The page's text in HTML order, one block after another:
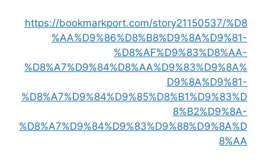
https://bookmarkport.com/story21150537/%D8
%AA%D9%86%D8%B8%D9%8A%D9%81-
%D8%AF%D9%83%D8%AA-
%D8%A7%D9%84%D8%AA%D9%83%D9%8A%
D9%8A%D9%81-
%D8%A7%D9%84%D9%85%D8%B1%D9%83%D
8%B2%D9%8A-
%D8%A7%D9%84%D9%83%D9%88%D9%8A%D
8%AA